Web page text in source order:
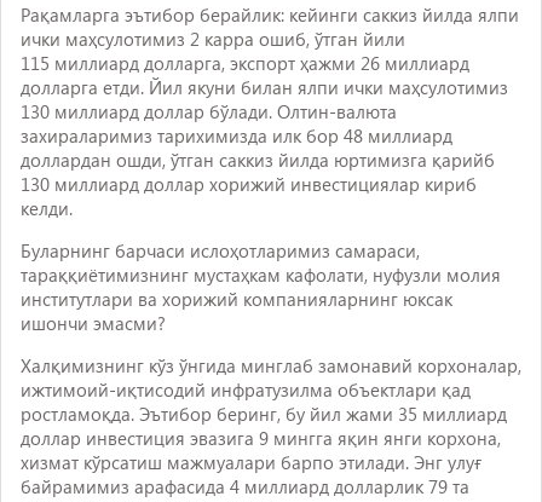
Рақамларга эътибор берайлик: кейинги саккиз йилда ялпи
ички маҳсулотимиз 2 карра ошиб, ўтган йили
115 миллиард долларга, экспорт ҳажми 26 миллиард
долларга етди. Йил якуни билан ялпи ички маҳсулотимиз
130 миллиард доллар бўлади. Олтин-валюта
захираларимиз тарихимизда илк бор 48 миллиард
доллардан ошди, ўтган саккиз йилда юртимизга қарийб
130 миллиард доллар хорижий инвестициялар кириб
келди.
Буларнинг барчаси ислоҳотларимиз самараси,
тараққиётимизнинг мустаҳкам кафолати, нуфузли молия
институтлари ва хорижий компанияларнинг юксак
ишончи эмасми?
Халқимизнинг кўз ўнгида минглаб замонавий корхоналар,
ижтимоий-иқтисодий инфратузилма объектлари қад
ростламоқда. Эътибор беринг, бу йил жами 35 миллиард
доллар инвестиция эвазига 9 мингга яқин янги корхона,
хизмат кўрсатиш мажмуалари барпо этилади. Энг улуғ
байрамимиз арафасида 4 миллиард долларлик 79 та